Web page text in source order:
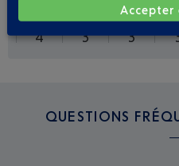
4 3
MER
3
QUESTIONS
Accepter